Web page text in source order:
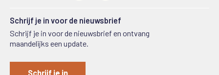
Schrijf je in voor de nieuwsbrief
Schrijf je in voor de nieuwsbrief en ontvang
maandelijks een update.
Schrijf je in